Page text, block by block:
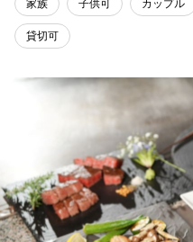
家族 子供可 カップル
貸切可